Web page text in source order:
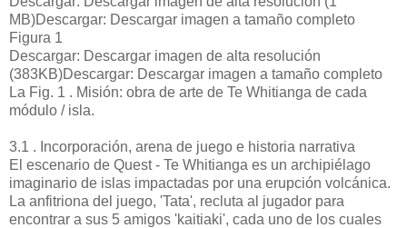
MB)Descargar: Descargar imagen a tamaño completo
Figura 1
Descargar: Descargar imagen de alta resolución
(383KB)Descargar: Descargar imagen a tamaño completo
La Fig. 1 . Misión: obra de arte de Te Whitianga de cada
módulo / isla.
3.1 . Incorporación, arena de juego e historia narrativa
El escenario de Quest - Te Whitianga es un archipiélago
imaginario de islas impactadas por una erupción volcánica.
La anfitriona del juego, 'Tata', recluta al jugador para
encontrar a sus 5 amigos 'kaitiaki', cada uno de los cuales